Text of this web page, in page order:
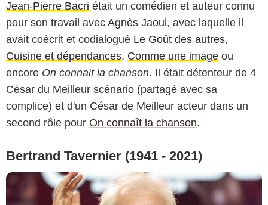
Jean-Pierre Bacri était un comédien et auteur connu
pour son travail avec Agnès Jaoui, avec laquelle il
avait coécrit et codialogué Le Goût des autres,
Cuisine et dépendances, Comme une image ou
encore On connait la chanson. Il était détenteur de 4
César du Meilleur scénario (partagé avec sa
complice) et d'un César de Meilleur acteur dans un
second rôle pour On connaît la chanson.
Bertrand Tavernier (1941 - 2021)